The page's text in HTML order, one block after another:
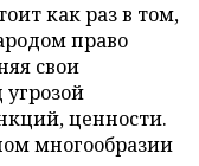
как раз в том,
право
свои
ценности.
многообразии